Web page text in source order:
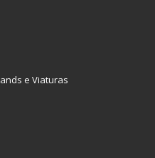
e Viaturas